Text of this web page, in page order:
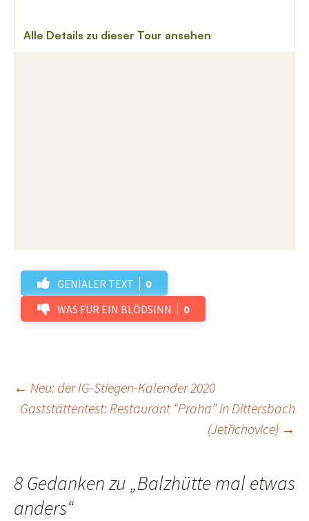
GENIALER TEXT
0
WAS FÜR EIN BLÖDSINN
0
Beitrags-
← Neu: der IG-Stiegen-Kalender 2020
Gaststättentest: Restaurant “Praha” in Dittersbach
(Jetřichovice) →
8 Gedanken zu „Balzhütte mal etwas
anders“